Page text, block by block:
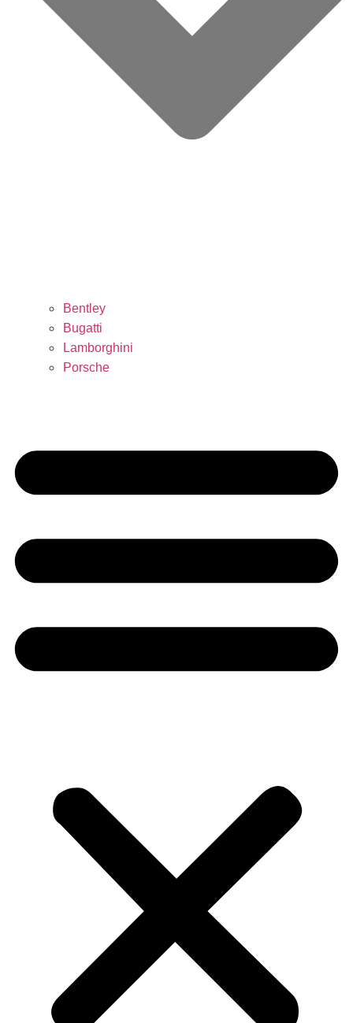
Bentley
Bugatti
Lamborghini
Porsche